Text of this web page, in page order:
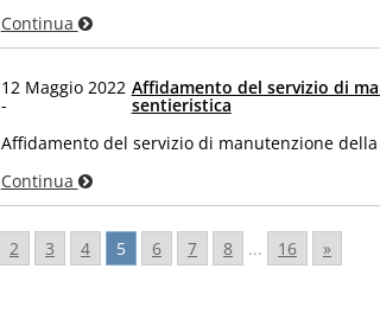
Continua
12 Maggio 2022
-
Affidamento del servizio di
sentieristica
Affidamento del servizio di manutenzione
Continua
2 3 4 5 6 7 8 ... 16 »